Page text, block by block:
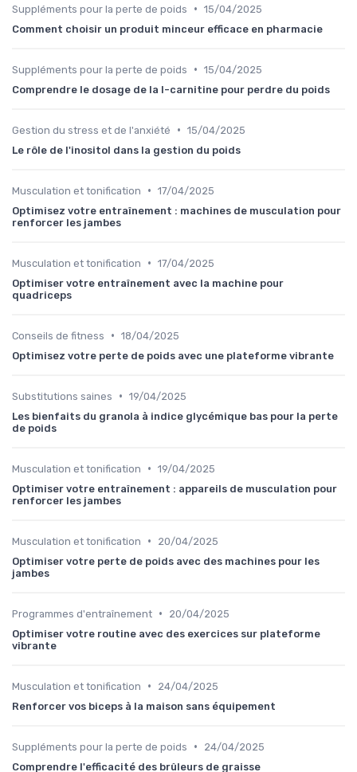
Suppléments pour la perte de poids • 15/04/2025
Comment choisir un produit minceur efficace en pharmacie
Suppléments pour la perte de poids • 15/04/2025
Comprendre le dosage de la l-carnitine pour perdre du poids
Gestion du stress et de l'anxiété • 15/04/2025
Le rôle de l'inositol dans la gestion du poids
Musculation et tonification • 17/04/2025
Optimisez votre entraînement : machines de musculation pour
renforcer les jambes
Musculation et tonification • 17/04/2025
Optimiser votre entraînement avec la machine pour
quadriceps
Conseils de fitness • 18/04/2025
Optimisez votre perte de poids avec une plateforme vibrante
Substitutions saines • 19/04/2025
Les bienfaits du granola à indice glycémique bas pour la perte
de poids
Musculation et tonification • 19/04/2025
Optimiser votre entraînement : appareils de musculation pour
renforcer les jambes
Musculation et tonification •
20/04/2025
Optimiser votre perte de poids avec des machines pour les
jambes
Programmes d'entraînement •
20/04/2025
Optimiser votre routine avec des exercices sur plateforme
vibrante
Musculation et tonification •
24/04/2025
Renforcer vos biceps à la maison sans équipement
Suppléments pour la perte de poids •
24/04/2025
Comprendre l'efficacité des brûleurs de graisse